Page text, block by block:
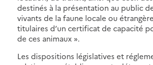
destinés à la présentation au public
vivants de la faune locale ou
titulaires d’un certificat de capacité
de ces animaux ».
Les dispositions législatives et